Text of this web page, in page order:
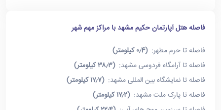
فاصله هتل آپارتمان حکیم مشهد با مراکز مهم شهر
فاصله تا حرم مطهر:(۰٫4 کیلومتر)
فاصله تا آرامگاه فردوسی مشهد:(۳۸٫۳ کیلومتر)
فاصله تا نمایشگاه بین المللی مشهد:(۱۷٫۷ کیلومتر)
فاصله تا پارک ملت مشهد:(۱۷٫۲ کیلومتر)